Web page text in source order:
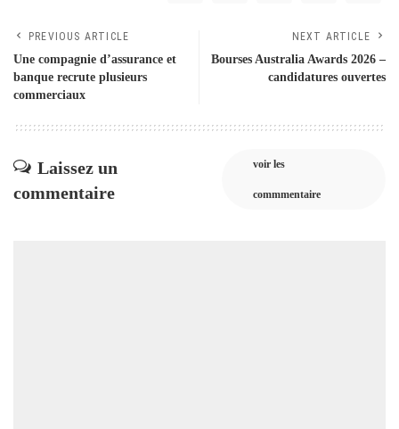
PREVIOUS ARTICLE
Une compagnie d’assurance et
banque recrute plusieurs
commerciaux
NEXT ARTICLE
Bourses Australia Awards 2026 –
candidatures ouvertes
Laissez un
commentaire
voir les
commmentaire